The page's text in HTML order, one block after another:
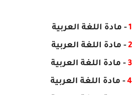
- مادة اللغة العربية
- مادة اللغة العربية
- مادة اللغة العربية
- مادة اللغة العربية